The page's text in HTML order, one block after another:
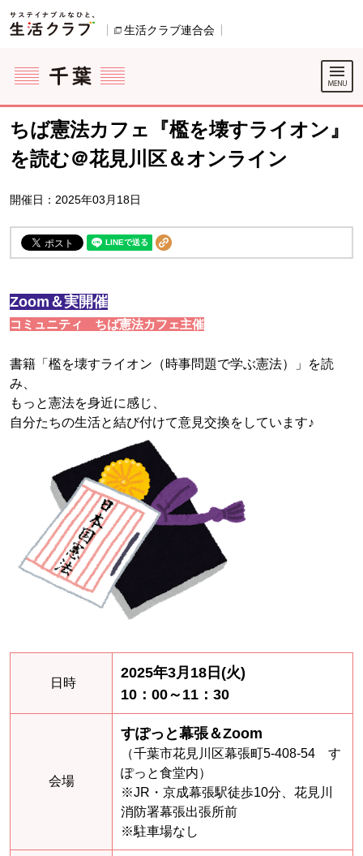
ページの先頭です。
生活クラブ連合会
ここからサイト内共通メニューです。
サイト内共通メニューをスキップする
サイト内共通メニューここまで。
ちば憲法カフェ『檻を壊すライオン』
を読む＠花見川区＆オンライン
開催日：2025年03月18日
Zoom＆実開催
コミュニティ ちば憲法カフェ主催
書籍「檻を壊すライオン（時事問題で学ぶ憲法）」を読
み、
もっと憲法を身近に感じ、
自分たちの生活と結び付けて意見交換をしています♪
日時
2025年3月18日(火)
10：00～11：30
会場
すぽっと幕張＆Zoom
（千葉市花見川区幕張町5-408-54 す
ぽっと食堂内）
※JR・京成幕張駅徒歩10分、花見川
消防署幕張出張所前
※駐車場なし